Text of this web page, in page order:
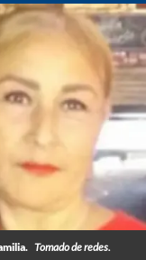
Tomado de redes.